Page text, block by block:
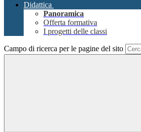
Didattica
Panoramica
Offerta formativa
I progetti delle classi
Campo di ricerca per le pagine del sito